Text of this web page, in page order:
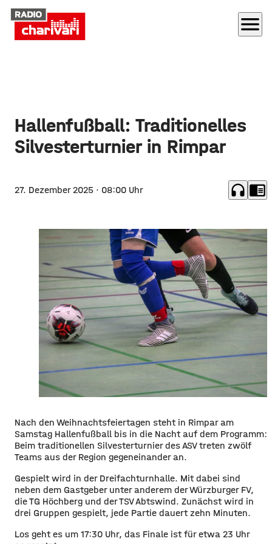
menu
Hallenfußball: Traditionelles
Silvesterturnier in Rimpar
27. Dezember 2025 · 08:00 Uhr headphones chrome_reader_mode
Nach den Weihnachtsfeiertagen steht in Rimpar am
Samstag Hallenfußball bis in die Nacht auf dem Programm:
Beim traditionellen Silvesterturnier des ASV treten zwölf
Teams aus der Region gegeneinander an.
Gespielt wird in der Dreifachturnhalle. Mit dabei sind
neben dem Gastgeber unter anderem der Würzburger FV,
die TG Höchberg und der TSV Abtswind. Zunächst wird in
drei Gruppen gespielt, jede Partie dauert zehn Minuten.
Los geht es um 17:30 Uhr, das Finale ist für etwa 23 Uhr